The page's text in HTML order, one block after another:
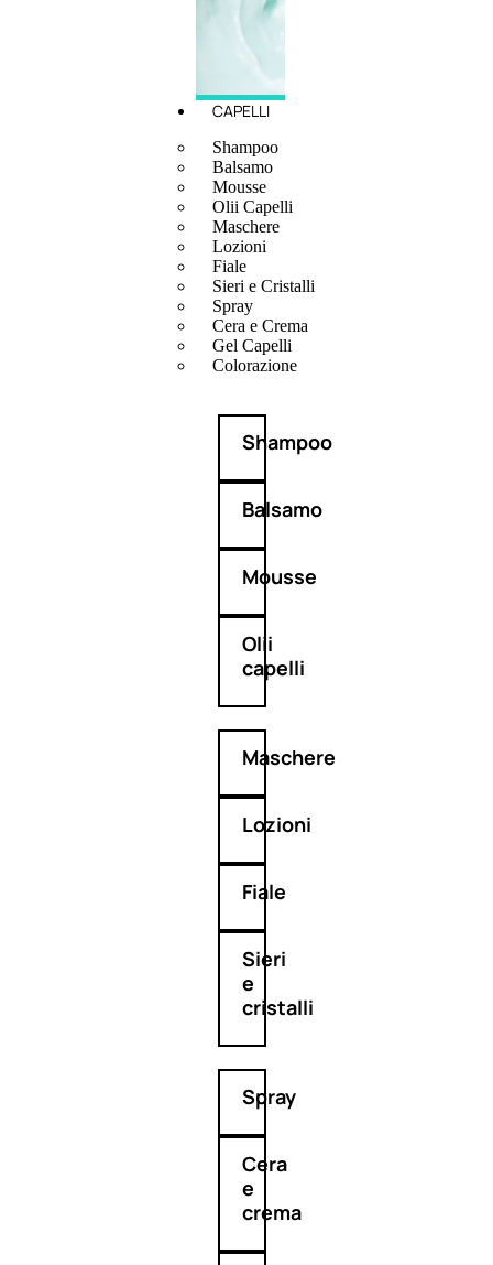
CAPELLI
Shampoo
Balsamo
Mousse
Olii Capelli
Maschere
Lozioni
Fiale
Sieri e Cristalli
Spray
Cera e Crema
Gel Capelli
Colorazione
Shampoo
Balsamo
Mousse
Olii
capelli
Maschere
Lozioni
Fiale
Sieri
e
cristalli
Spray
Cera
e
crema